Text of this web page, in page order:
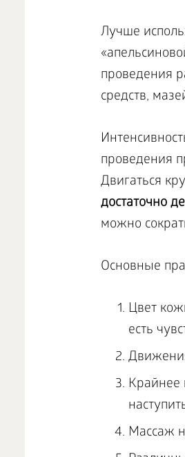
Лучше
проведения
средств,
проведения
Двигаться
достаточно
можно
Основные
Цвет
есть
Крайнее
Массаж